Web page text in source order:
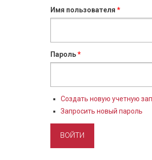
Имя пользователя *
Пароль*
Создать новую учетную
Запросить новый пароль